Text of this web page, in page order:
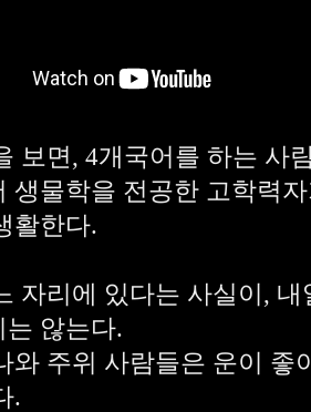
보면, 4개국어를 하는 사
생물학을 전공한 고학력
활한다.
자리에 있다는 사실이,
는 않는다.
와 주위 사람들은 운이 좋
.